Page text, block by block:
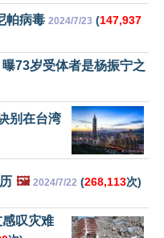
帕病毒 2024/7/23 (147,937
73岁受体者是杨振宁之
别在台湾
🖼️ 2024/7/22 (268,113次)
叹灾难